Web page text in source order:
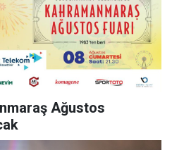
Ağustos